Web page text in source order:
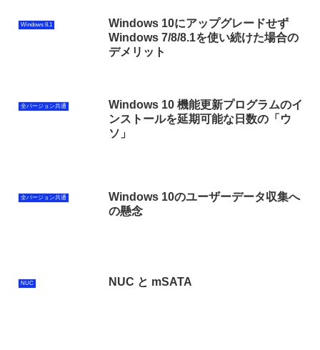
Windows 8.1
Windows 10にアップグレードせず
Windows 7/8/8.1を使い続けた場合の
デメリット
全バージョン共通
Windows 10 機能更新プログラムのイ
ンストールを延期可能な日数の「ウ
ソ」
全バージョン共通
Windows 10のユーザーデータ収集へ
の懸念
NUC NUC と mSATA